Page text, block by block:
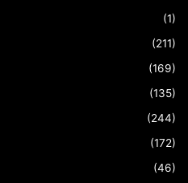
(1)
(211)
(169)
(135)
(244)
(172)
(46)